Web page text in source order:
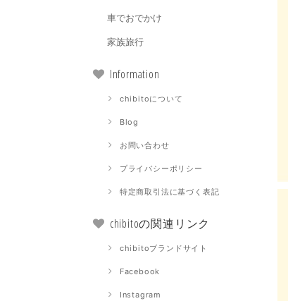
車でおでかけ
家族旅行
Information
chibitoについて
Blog
お問い合わせ
プライバシーポリシー
特定商取引法に基づく表記
chibitoの関連リンク
chibitoブランドサイト
Facebook
Instagram